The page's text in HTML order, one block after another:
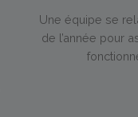
Une équipe se
de l’année pour